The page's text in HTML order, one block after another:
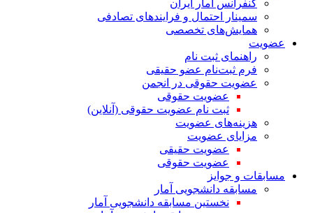
کنفرانس آمار ایران
سمینار احتمال و فرایندهای تصادفی
همایش‌های تخصصی
عضویت
راهنمای ثبت نام
فرم ثبت‌نام عضو حقیقی
عضویت حقوقی در انجمن
عضویت حقوقی
ثبت نام عضویت حقوقی (آنلاین)
هزینه‌های عضویت
مزایای عضویت
عضویت حقیقی
عضویت حقوقی
مسابقات و جوایز
مسابقه دانشجویی آمار
نخستین مسابقه دانشجویی آمار